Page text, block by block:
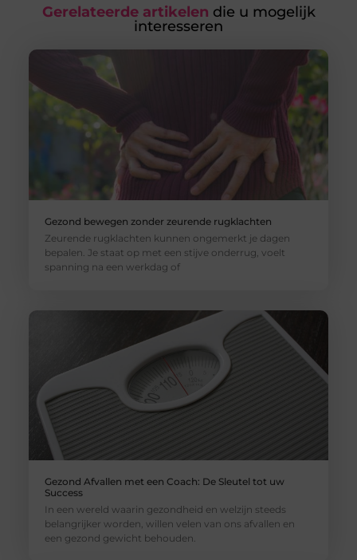
Gerelateerde artikelen die u mogelijk
interesseren
Gezond bewegen zonder zeurende rugklachten
Zeurende rugklachten kunnen ongemerkt je dagen
bepalen. Je staat op met een stijve onderrug, voelt
spanning na een werkdag of
Gezond Afvallen met een Coach: De Sleutel tot uw
Success
In een wereld waarin gezondheid en welzijn steeds
belangrijker worden, willen velen van ons afvallen en
een gezond gewicht behouden.